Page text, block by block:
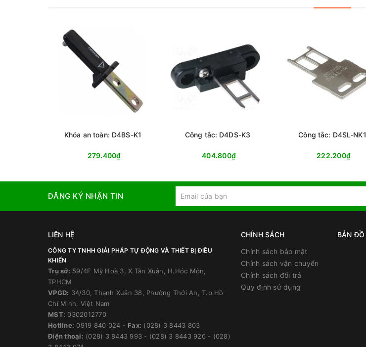
Khóa an toàn: D4BS-K1
279.400₫
Công tắc: D4DS-K3
404.800₫
Công tắc: D4SL-NK1
222.200₫
ĐĂNG KÝ NHẬN TIN
LIÊN HỆ
CÔNG TY TNHH GIẢI PHÁP TỰ ĐỘNG VÀ THIẾT BỊ ĐIỀU
KHIỂN
Trụ sở: 59/4F Mỹ Hoà 3, X.Tân Xuân, H.Hóc Môn,
TPHCM
VPGD: 34/30, Thạnh Xuân 38, Phường Thới An, T.p Hồ
Chí Minh, Việt Nam
MST: 0302012770
Hotline: 0919 840 024 - Fax: (028) 3 8443 803
Điện thoại: (028) 3 8443 993 - (028) 3 8443 926 - (028)
CHÍNH SÁCH
Chính sách bảo mật
Chính sách vận chuyển
Chính sách đổi trả
Quy định sử dụng
BẢN ĐỒ